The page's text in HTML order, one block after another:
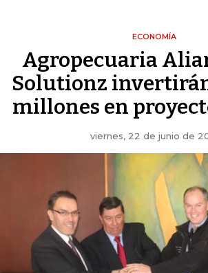
ECONOMÍA
Agropecuaria
Solutionz
millones en
viernes, 22 de junio de